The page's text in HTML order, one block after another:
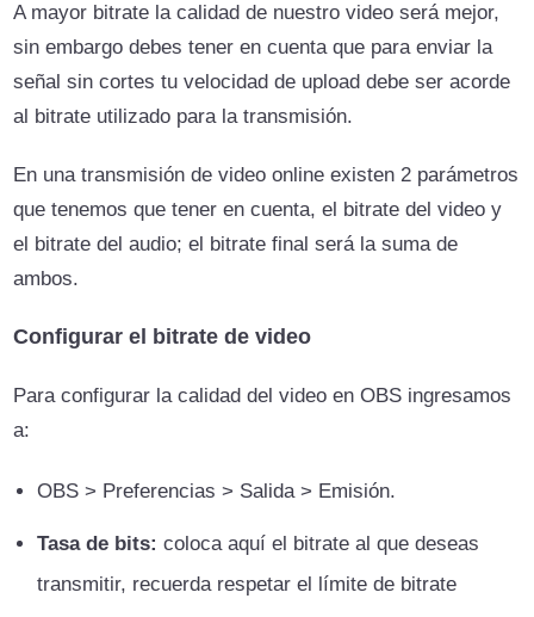
A mayor bitrate la calidad de nuestro video será mejor,
sin embargo debes tener en cuenta que para enviar la
señal sin cortes tu velocidad de upload debe ser acorde
al bitrate utilizado para la transmisión.
En una transmisión de video online existen 2 parámetros
que tenemos que tener en cuenta, el bitrate del video y
el bitrate del audio; el bitrate final será la suma de
ambos.
Configurar el bitrate de video
Para configurar la calidad del video en OBS ingresamos
a:
OBS > Preferencias > Salida > Emisión.
Tasa de bits: coloca aquí el bitrate al que deseas
transmitir, recuerda respetar el límite de bitrate